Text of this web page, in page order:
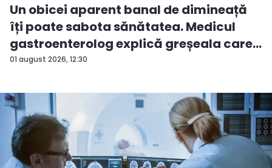
01 august 2026, 12:30
Un obicei aparent banal de dimineață
îți poate sabota sănătatea. Medicul
gastroenterolog explică greșeala care
...